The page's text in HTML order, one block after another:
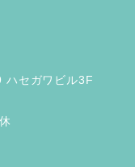
ハセガワビル3F